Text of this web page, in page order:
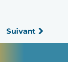
Suivant